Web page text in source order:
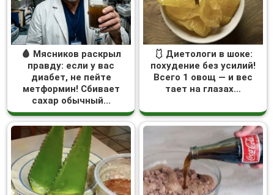
🩸 Мясников раскрыл
правду: если у вас
диабет, не пейте
метформин! Сбивает
сахар обычный...
🩱 Диетологи в шоке:
похудение без усилий!
Всего 1 овощ — и вес
тает на глазах…